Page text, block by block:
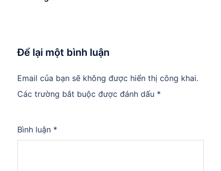
Để lại một bình luận
Email của bạn sẽ không được hiển thị công khai.
Các trường bắt buộc được đánh dấu *
Bình luận *